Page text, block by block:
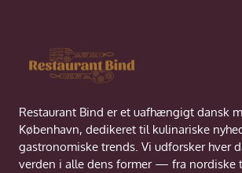
Restaurant Bind er et uafhængigt dansk
København, dedikeret til kulinariske
gastronomiske trends. Vi udforsker hver
verden i alle dens former — fra nordiske